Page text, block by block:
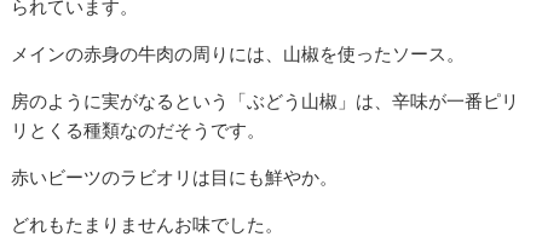
られています。
メインの赤身の牛肉の周りには、山椒を使ったソース。
房のように実がなるという「ぶどう山椒」は、辛味が一番ピリ
リとくる種類なのだそうです。
赤いビーツのラビオリは目にも鮮やか。
どれもたまりませんお味でした。